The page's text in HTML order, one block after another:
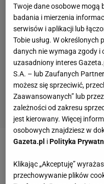
Co Gamrot robił w
Twoje dane osobowe mogą
badania i mierzenia
serwisów i aplikacji lub
Tobie usług. W
danych nie wymaga zgody i
uzasadniony interes
S.A. – lub Zaufanych
możesz się sprzeciwić,
Zaawansowanych” lub
zależności od zakresu
jest kierowany. Więcej
osobowych znajdziesz w
Gazeta.pl iPolityka
Klikając „Akceptuję”
przechowywanie plików